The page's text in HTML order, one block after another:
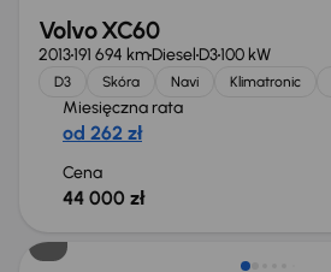
Volvo XC60
2013191 694 kmDiesel D3100 kW
D3 Skóra Navi Klimatronic
Miesięczna rata
od 262 zł
Cena
44 000 zł